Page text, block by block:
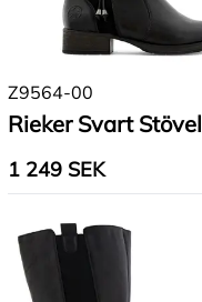
Z9564-00
Rieker Svart Stövel
1 249 SEK